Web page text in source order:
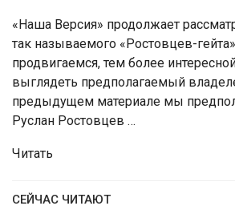
«Наша Версия» продолжает
так называемого «Ростовцев-
продвигаемся, тем более
выглядеть предполагаемый
предыдущем материале мы
Руслан Ростовцев …
Читать
СЕЙЧАС ЧИТАЮТ